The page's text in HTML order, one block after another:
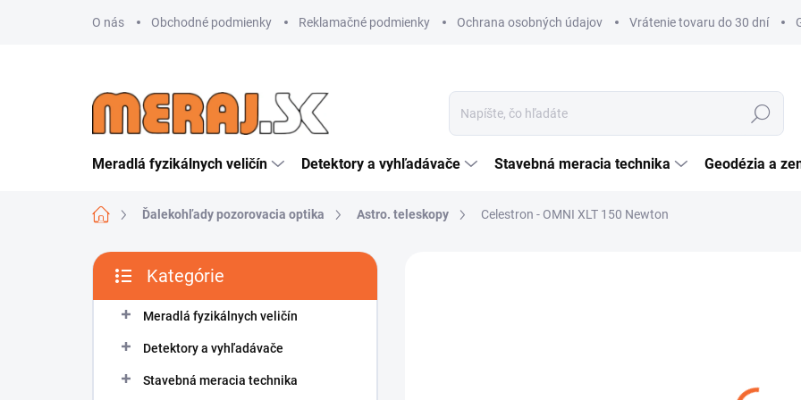
O nás Obchodné podmienky Reklamačné podmienky Ochrana osobných údajov Vrátenie tovaru do 30 dní
Hľadať
Meradlá fyzikálnych veličín Detektory a vyhľadávače Stavebná meracia technika Geodézia a
DomovĎalekohľady pozorovacia optika Astro. teleskopy Celestron - OMNI XLT 150 Newton
B
č
kategórie
Kategórie
Meradlá fyzikálnych veličín
Detektory a vyhľadávače
Stavebná meracia technika